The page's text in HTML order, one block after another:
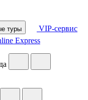
туры
VIP-сервис
Express